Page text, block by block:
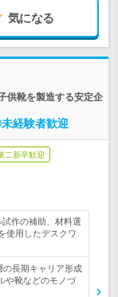
気になる
供靴を製造する安定企
経験者歓迎
二新卒歓迎
作の補助、材料選
使用したデスクワ
の長期キャリア形成
や靴などのモノづ